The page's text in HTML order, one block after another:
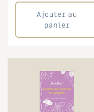
Ajouter au
panier